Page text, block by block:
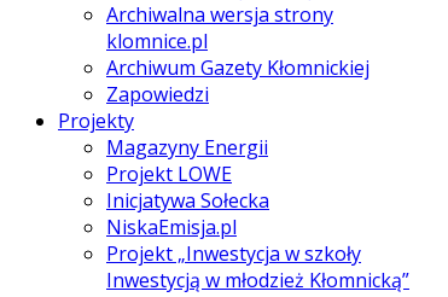
Archiwalna wersja strony
klomnice.pl
Archiwum Gazety Kłomnickiej
Zapowiedzi
Projekty
Magazyny Energii
Projekt LOWE
Inicjatywa Sołecka
NiskaEmisja.pl
Projekt „Inwestycja w szkoły
Inwestycją w młodzież Kłomnicką”